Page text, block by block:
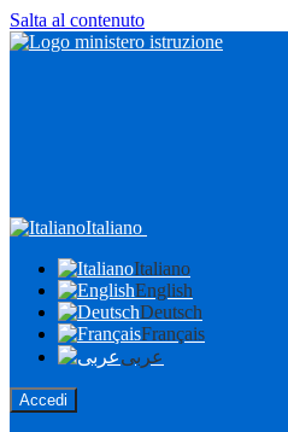
Salta al contenuto
Italiano
Italiano
English
Deutsch
Français
عربى
Accedi